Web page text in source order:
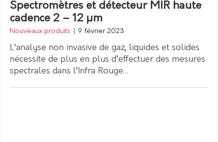
Spectromètres et détecteur MIR haute
cadence 2 – 12 µm
Nouveaux produits 9 février 2023
L’analyse non invasive de gaz, liquides et solides
nécessite de plus en plus d’effectuer des mesures
spectrales dans l’Infra Rouge…